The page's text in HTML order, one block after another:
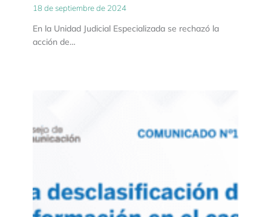
18 de septiembre de 2024
En la Unidad Judicial Especializada se rechazó la
acción de…